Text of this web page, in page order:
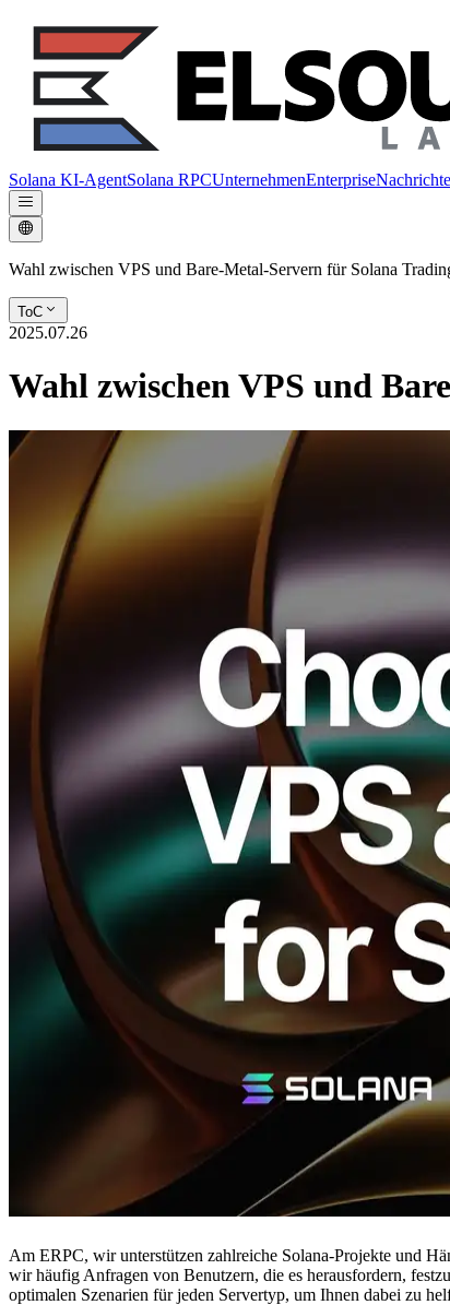
Solana KI-AgentSolana RPCUnternehmenEnterprise
Wahl zwischen VPS und Bare-Metal-Servern für Solana
ToC
2025.07.26
Wahl zwischen VPS und
Am ERPC, wir unterstützen zahlreiche Solana-Projekte und
wir häufig Anfragen von Benutzern, die es herausfordern,
optimalen Szenarien für jeden Servertyp, um Ihnen dabei zu